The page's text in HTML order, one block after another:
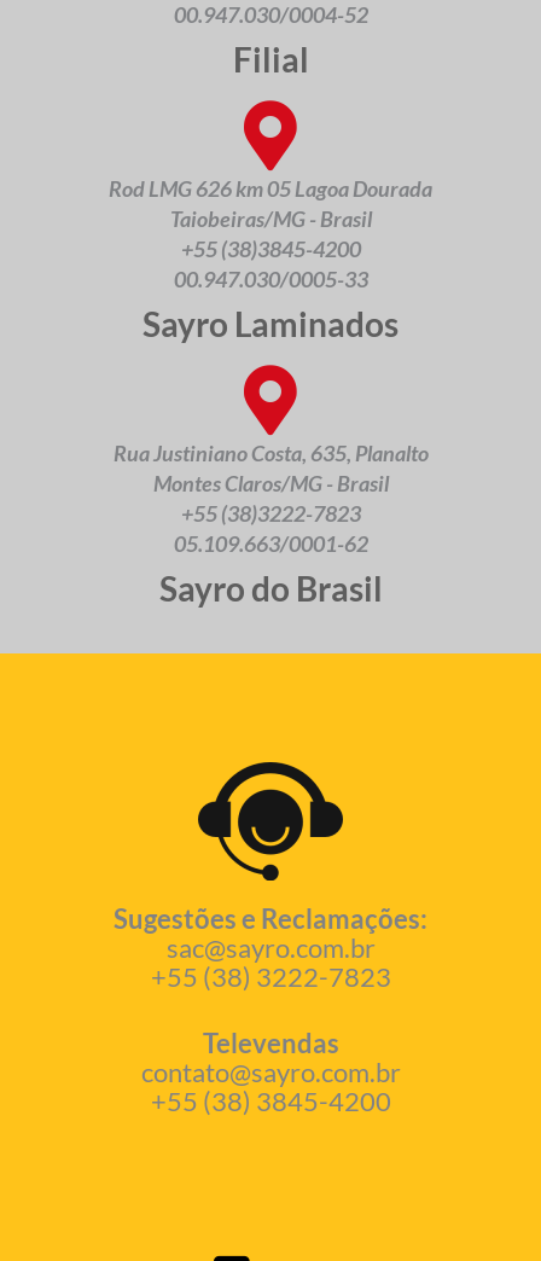
00.947.030/0004-52
Filial
Rod LMG 626 km 05 Lagoa Dourada
Taiobeiras/MG - Brasil
+55 (38)3845-4200
00.947.030/0005-33
Sayro Laminados
Rua Justiniano Costa, 635, Planalto
Montes Claros/MG - Brasil
+55 (38)3222-7823
05.109.663/0001-62
Sayro do Brasil
Sugestões e Reclamações:
sac@sayro.com.br
+55 (38) 3222-7823
Televendas
contato@sayro.com.br
+55 (38) 3845-4200